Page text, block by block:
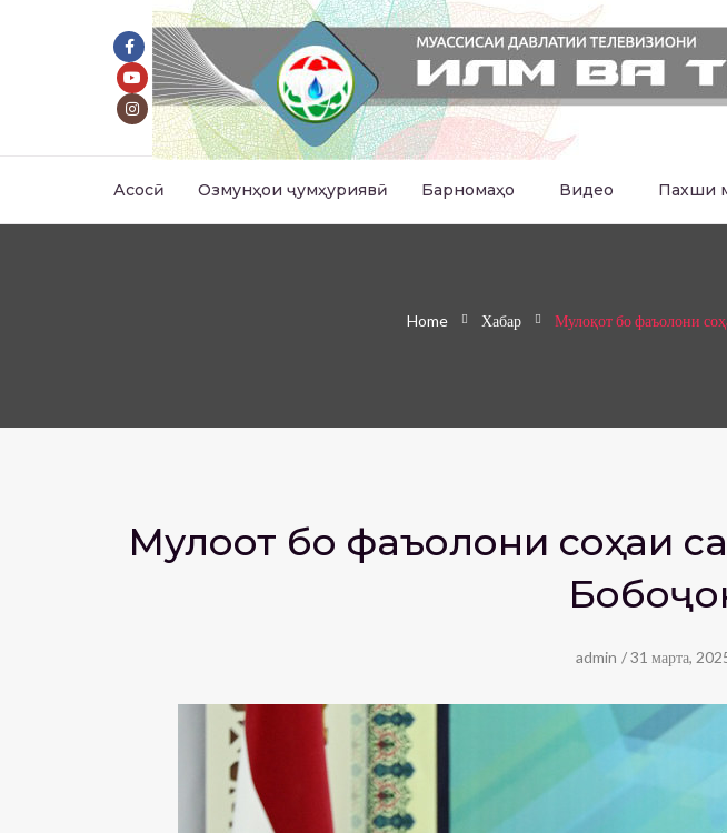
Асосӣ Озмунҳои ҷумҳуриявӣ Барномаҳо Видео Пахши
Home Хабар Мулоқот бо фаъолони
Мулоқот бо фаъолони соҳаи
admin /31 марта,